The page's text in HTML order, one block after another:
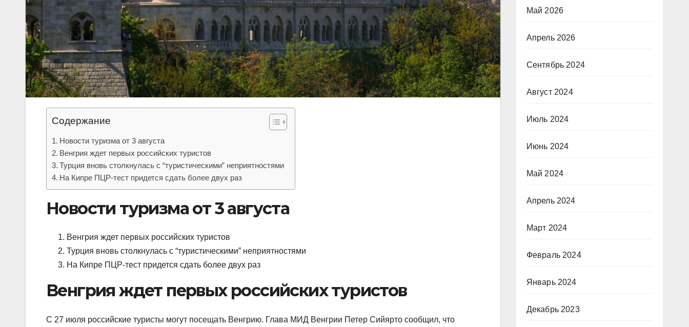
Содержание
Новости туризма от 3 августа
Венгрия ждет первых российских туристов
Турция вновь столкнулась с “туристическими” неприятностями
На Кипре ПЦР-тест придется сдать более двух раз
Новости туризма от 3 августа
Венгрия ждет первых российских туристов
Турция вновь столкнулась с “туристическими” неприятностями
На Кипре ПЦР-тест придется сдать более двух раз
Венгрия ждет первых российских туристов
С 27 июля российские туристы могут посещать Венгрию. Глава МИД Венгрии Петер Сийярто сообщил, что
Май 2026
Апрель 2026
Сентябрь 2024
Август 2024
Июль 2024
Июнь 2024
Май 2024
Апрель 2024
Март 2024
Февраль 2024
Январь 2024
Декабрь 2023